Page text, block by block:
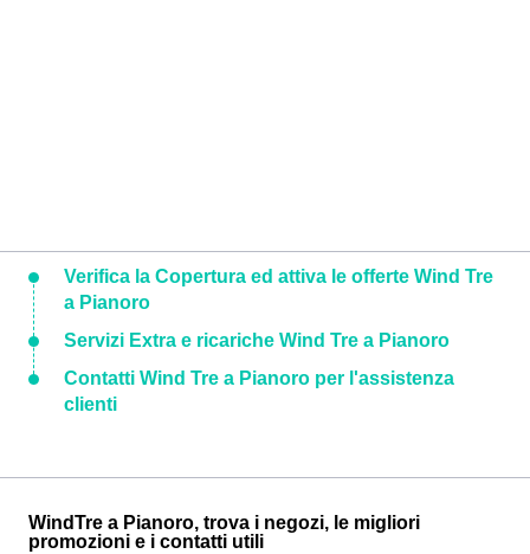
Verifica la Copertura ed attiva le offerte Wind Tre
a Pianoro
Servizi Extra e ricariche Wind Tre a Pianoro
Contatti Wind Tre a Pianoro per l'assistenza
clienti
WindTre a Pianoro, trova i negozi, le migliori
promozioni e i contatti utili